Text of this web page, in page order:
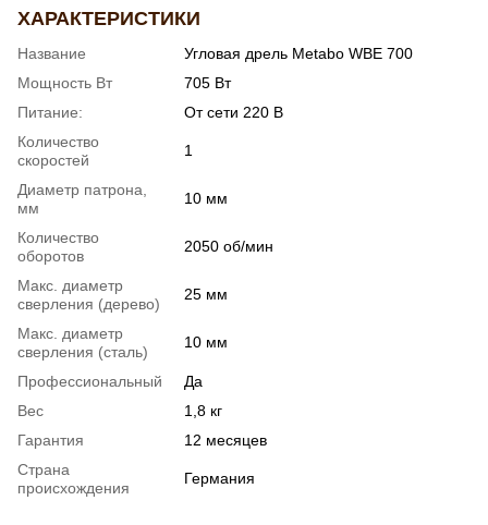
ХАРАКТЕРИСТИКИ
Название
Угловая дрель Metabo WBE 700
Мощность Вт
705 Вт
Питание:
От сети 220 В
Количество
скоростей
1
Диаметр патрона,
мм
10 мм
Количество
оборотов
2050 об/мин
Макс. диаметр
сверления (дерево)
25 мм
Макс. диаметр
сверления (сталь)
10 мм
Профессиональный
Да
Вес
1,8 кг
Гарантия
12 месяцев
Страна
происхождения
Германия